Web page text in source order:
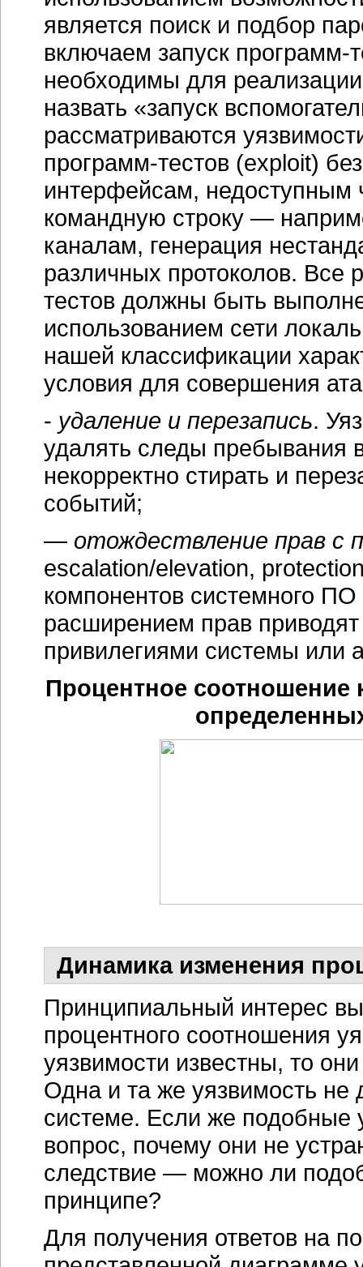
является поиск и подбор
включаем запуск программ-
необходимы для
назвать «запуск
рассматриваются
программ-тестов (exploit)
интерфейсам, недоступным
командную строку —
каналам, генерация
различных протоколов. Все
тестов должны быть
использованием сети
нашей классификации
условия для совершения
- удаление и перезапись.
удалять следы пребывания
некорректно стирать и
событий;
— отождествление прав с
escalation/elevation,
компонентов системного
расширением прав
привилегиями системы или
Процентное соотношение
Динамика изменения
Принципиальный интерес
процентного соотношения
уязвимости известны, то
Одна и та же уязвимость не
системе. Если же подобные
вопрос, почему они не
следствие — можно ли
принципе?
Для получения ответов на